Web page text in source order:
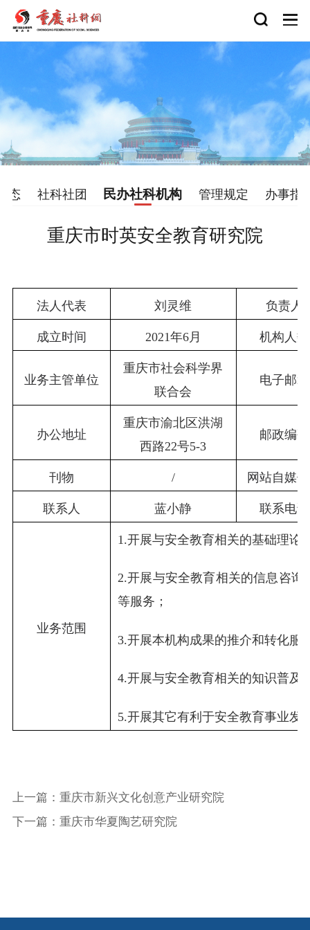
态 社科社团 民办社科机构 管理规定 办事指
重庆市时英安全教育研究院
法人代表 刘灵维 负责人
成立时间 2021年6月 机构人数
业务主管单位
重庆市社会科学界
联合会
电子邮箱
办公地址
重庆市渝北区洪湖
西路22号5-3
邮政编码
刊物 / 网站自媒
联系人 蓝小静 联系电话
业务范围
1.开展与安全教育相关的基础理论
2.开展与安全教育相关的信息咨询
等服务；
3.开展本机构成果的推介和转化服
4.开展与安全教育相关的知识普及
5.开展其它有利于安全教育事业发
上一篇：重庆市新兴文化创意产业研究院
下一篇：重庆市华夏陶艺研究院